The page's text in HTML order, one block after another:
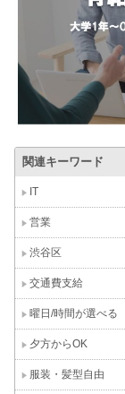
関連キーワード
IT
営業
渋谷区
交通費支給
曜日/時間が選べる
夕方からOK
服装・髪型自由